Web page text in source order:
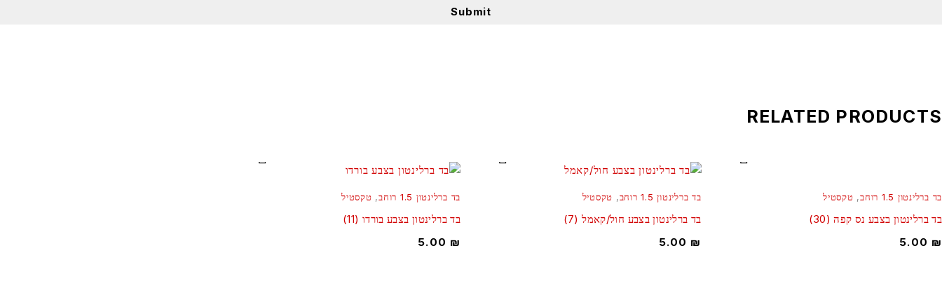
RELATED PRODUCTS
בד ברלינטון 1.5 רוחב , טקסטיל
בד ברלינטון בצבע נס קפה (30)
5.00 ₪
בד ברלינטון 1.5 רוחב , טקסטיל
בד ברלינטון בצבע חול/קאמל (7)
5.00 ₪
בד ברלינטון 1.5 רוחב , טקסטיל
בד ברלינטון בצבע בורדו (11)
5.00 ₪